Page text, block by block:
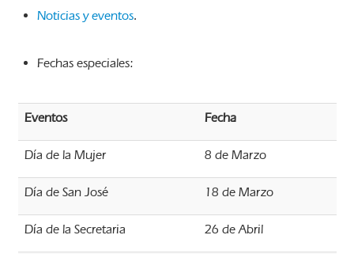
Noticias y eventos.
Fechas especiales:
Eventos Fecha
Día de la Mujer 8 de Marzo
Día de San José 18 de Marzo
Día de la Secretaria 26 de Abril